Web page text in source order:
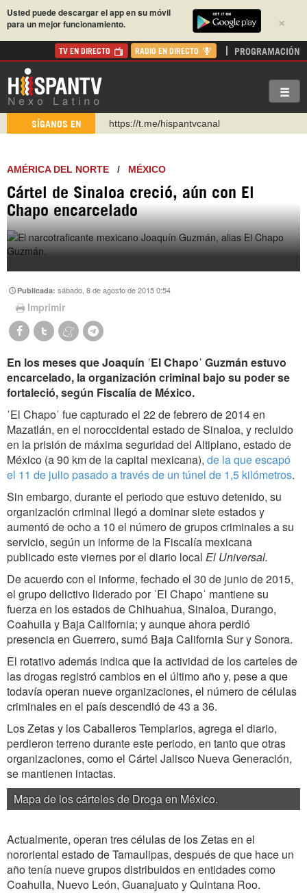
×
Usted puede descargar el app en su móvil
para un mejor funcionamiento.
TV EN DIRECTO RADIO EN DIRECTO PROGRAMACIÓN
SÍGANOS EN
https://t.me/hispantvcanal
WhatsApp y Viber: +98 921 79 29 404
Instagram como: hispan_tv
https://www.facebook.com/Nexolatino.Canal
http://twitter.com/nexo_latino
AMÉRICA DEL NORTE / MÉXICO
Cártel de Sinaloa creció, aún con El
Chapo encarcelado
Publicada:sábado, 8 de agosto de 2015 0:54
Imprimir
En los meses que Joaquín ˈEl Chapoˈ Guzmán estuvo
encarcelado, la organización criminal bajo su poder se
fortaleció, según Fiscalía de México.
ˈEl Chapoˈ fue capturado el 22 de febrero de 2014 en
Mazatlán, en el noroccidental estado de Sinaloa, y recluido
en la prisión de máxima seguridad del Altiplano, estado de
México (a 90 km de la capital mexicana), de la que escapó
el 11 de julio pasado a través de un túnel de 1,5 kilómetros.
Sin embargo, durante el periodo que estuvo detenido, su
organización criminal llegó a dominar siete estados y
aumentó de ocho a 10 el número de grupos criminales a su
servicio, según un informe de la Fiscalía mexicana
publicado este viernes por el diario local El Universal.
De acuerdo con el informe, fechado el 30 de junio de 2015,
el grupo delictivo liderado por ˈEl Chapoˈ mantiene su
fuerza en los estados de Chihuahua, Sinaloa, Durango,
Coahuila y Baja California; y aunque ahora perdió
presencia en Guerrero, sumó Baja California Sur y Sonora.
El rotativo además indica que la actividad de los carteles de
las drogas registró cambios en el último año y, pese a que
todavía operan nueve organizaciones, el número de células
criminales en el país descendió de 43 a 36.
Los Zetas y los Caballeros Templarios, agrega el diario,
perdieron terreno durante este periodo, en tanto que otras
organizaciones, como el Cártel Jalisco Nueva Generación,
se mantienen intactas.
Mapa de los cárteles de Droga en México.
Actualmente, operan tres células de los Zetasen el
nororiental estado de Tamaulipas, después de que hace un
año tenía nueve grupos distribuidos en entidades como
Coahuila, Nuevo León, Guanajuato y Quintana Roo.